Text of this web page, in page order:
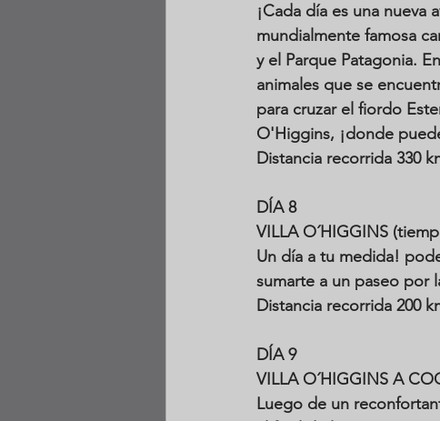
¡Cada día es una
mundialmente famosa
y el Parque Patagonia.
animales que se
para cruzar el fiordo
O'Higgins, ¡donde
Distancia recorrida 330
DÍA 8
VILLA O´HIGGINS
Un día a tu medida!
sumarte a un paseo por
Distancia recorrida 200
DÍA 9
VILLA O´HIGGINS A
Luego de un